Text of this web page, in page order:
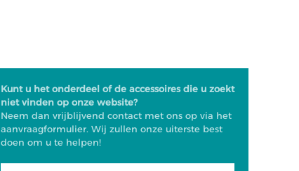
Kunt u het onderdeel of de accessoires die u zoekt
niet vinden op onze website?
Neem dan vrijblijvend contact met ons op via het
aanvraagformulier. Wij zullen onze uiterste best
doen om u te helpen!